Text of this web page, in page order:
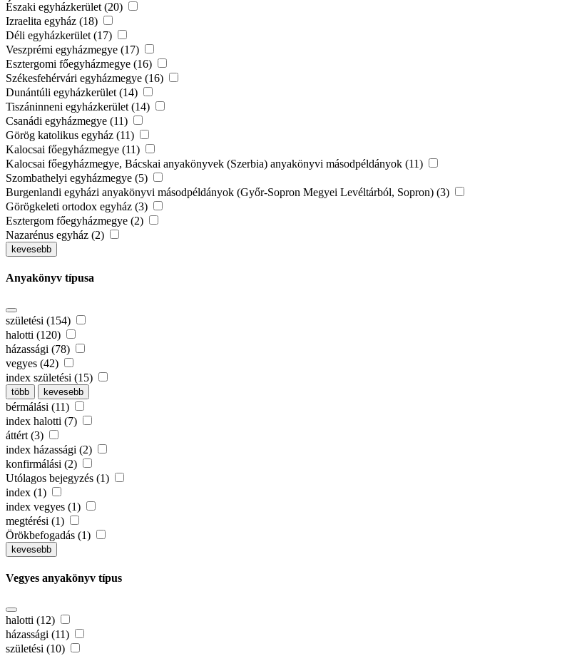
Északi egyházkerület (20)
Izraelita egyház (18)
Déli egyházkerület (17)
Veszprémi egyházmegye (17)
Esztergomi főegyházmegye (16)
Székesfehérvári egyházmegye (16)
Dunántúli egyházkerület (14)
Tiszáninneni egyházkerület (14)
Csanádi egyházmegye (11)
Görög katolikus egyház (11)
Kalocsai főegyházmegye (11)
Kalocsai főegyházmegye, Bácskai anyakönyvek (Szerbia) anyakönyvi másodpéldányok (11)
Szombathelyi egyházmegye (5)
Burgenlandi egyházi anyakönyvi másodpéldányok (Győr-Sopron Megyei Levéltárból, Sopron) (3)
Görögkeleti ortodox egyház (3)
Esztergom főegyházmegye (2)
Nazarénus egyház (2)
kevesebb
Anyakönyv típusa
születési (154)
halotti (120)
házassági (78)
vegyes (42)
index születési (15)
több kevesebb
bérmálási (11)
index halotti (7)
áttért (3)
index házassági (2)
konfirmálási (2)
Utólagos bejegyzés (1)
index (1)
index vegyes (1)
megtérési (1)
Örökbefogadás (1)
kevesebb
Vegyes anyakönyv típus
halotti (12)
házassági (11)
születési (10)